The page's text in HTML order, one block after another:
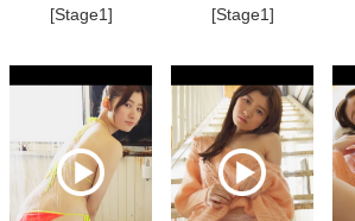
[Stage1]
[Stage1]